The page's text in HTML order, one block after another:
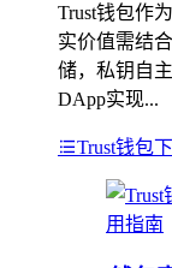
Trust钱包作
实价值需结
储，私钥自
DApp实现...
Trust钱包